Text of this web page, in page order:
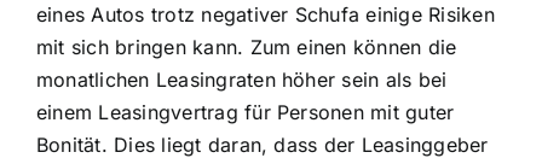
eines Autos trotz negativer Schufa einige Risiken
mit sich bringen kann. Zum einen können die
monatlichen Leasingraten höher sein als bei
einem Leasingvertrag für Personen mit guter
Bonität. Dies liegt daran, dass der Leasinggeber